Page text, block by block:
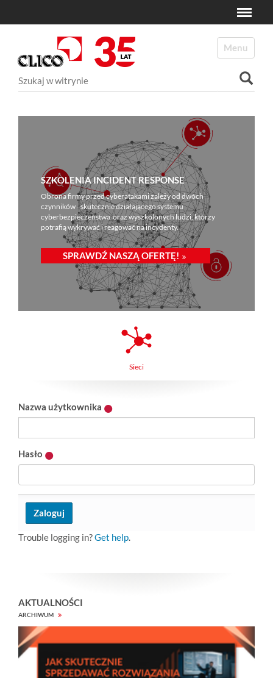
Toggle
SZKOLENIA INCIDENT RESPONSE
Obrona firmy przed cyberatakami zależy od dwóch
czynników - skutecznie działającego systemu
cyberbezpieczeństwa oraz wyszkolonych ludzi, którzy
potrafią wykrywać i reagować na incydenty.
SPRAWDŹ NASZĄ OFERTĘ!
Sieci
Nazwa użytkownika
Hasło
Trouble logging in?Get help.
AKTUALNOŚCI
ARCHIWUM